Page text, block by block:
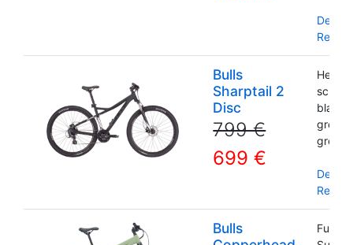
Bulls
Sharptail 2
Disc
799 €
699 €
blau,
grey,
green
Bulls
Full